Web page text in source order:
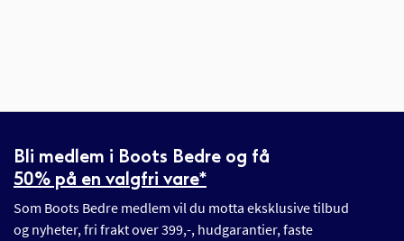
Bli medlem i Boots Bedre og få
50% på en valgfri vare*
Som Boots Bedre medlem vil du motta eksklusive tilbud
og nyheter, fri frakt over 399,-, hudgarantier, faste